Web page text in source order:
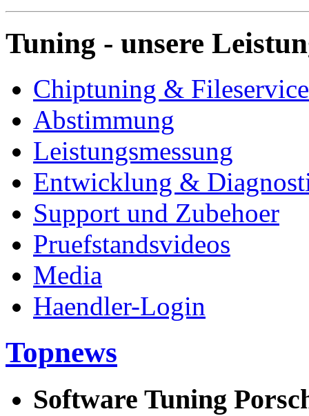
Tuning - unsere
Chiptuning & Fileservice
Abstimmung
Leistungsmessung
Entwicklung &
Support und Zubehoer
Pruefstandsvideos
Media
Haendler-Login
Topnews
Software Tuning